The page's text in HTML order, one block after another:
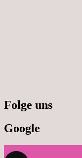
Folge uns
Google